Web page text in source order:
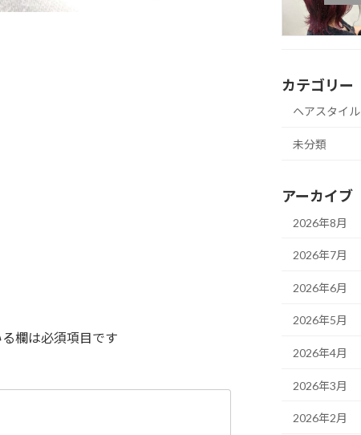
欄は必須項目です
カテゴリー
ヘアスタイル
未分類
アーカイブ
2026年8月
2026年7月
2026年6月
2026年5月
2026年4月
2026年3月
2026年2月